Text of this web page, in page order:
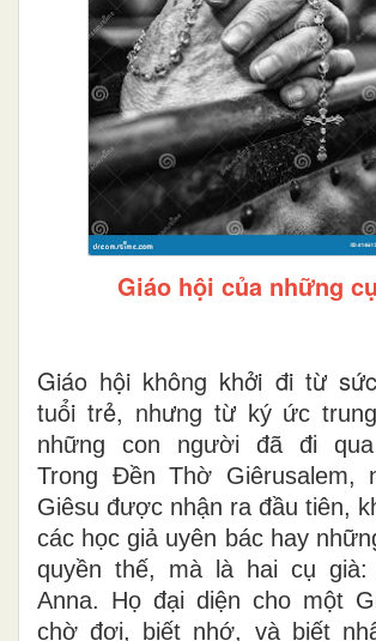
Giáo hội của những
Giáo hội không khởi đi từ
tuổi trẻ, nhưng từ ký ức
những con người đã đi
Trong Đền Thờ Giêrusalem,
Giêsu được nhận ra đầu tiên,
các học giả uyên bác hay
quyền thế, mà là
hai cụ già:
Anna. Họ đại diện cho một
chờ đợi, biết nhớ, và biết